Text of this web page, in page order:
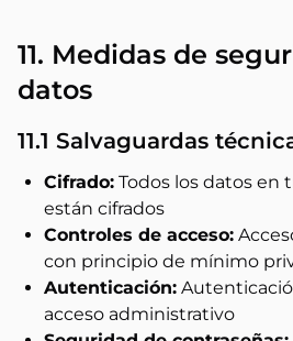
11. Medidas de
datos
11.1 Salvaguardas
Cifrado: Todos los datos en
están cifrados
Controles de acceso:
con principio de mínimo
Autenticación:
acceso administrativo